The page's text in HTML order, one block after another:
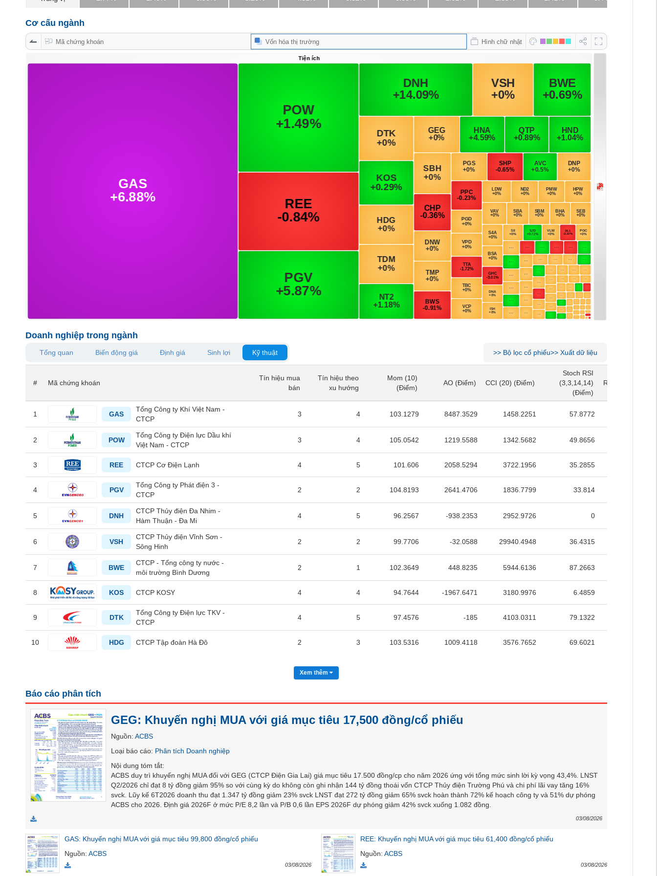
Cơ cấu ngành
Mã chứng khoán Vốn hóa thị trường Hình chữ nhật
Doanh nghiệp trong ngành
Tổng quan Biến động giá Định giá Sinh lợi Kỹ thuật >> Bộ lọc cổ phiếu>> Xuất dữ liệu
Tín hiệu mua
bán
Tín hiệu theo
xu hướng
Mom (10)
(Điểm)
AO (Điểm) CCI (20) (Điểm)
Stoch RSI
(3,3,14,14)
(Điểm)
RSI (14)
# Mã chứng khoán
Tín hiệu mua
bán
Tín hiệu theo
xu hướng
Mom (10)
(Điểm)
AO (Điểm) CCI (20) (Điểm)
Stoch RSI
(3,3,14,14)
(Điểm)
RSI (14)
1 GAS
Tổng Công ty Khí Việt Nam -
CTCP
3 4 103.1279 8487.3529 1458.2251 57.8772
2 POW
Tổng Công ty Điện lực Dầu khí
Việt Nam - CTCP
3 4 105.0542 1219.5588 1342.5682 49.8656
3 REE CTCP Cơ Điện Lạnh 4 5 101.606 2058.5294 3722.1956 35.2855
4 PGV
Tổng Công ty Phát điện 3 -
CTCP
2 2 104.8193 2641.4706 1836.7799 33.814
5 DNH
CTCP Thủy điện Đa Nhim -
Hàm Thuận - Đa Mi
4 5 96.2567 -938.2353 2952.9726 0
6 VSH
CTCP Thủy điện Vĩnh Sơn -
Sông Hinh
2 2 99.7706 -32.0588 29940.4948 36.4315
7 BWE
CTCP - Tổng công ty nước -
môi trường Bình Dương
2 1 102.3649 448.8235 5944.6136 87.2663
8 KOS CTCP KOSY 4 4 94.7644 -1967.6471 3180.9976 6.4859
9 DTK
Tổng Công ty Điện lực TKV -
CTCP
4 5 97.4576 -185 4103.0311 79.1322
10 HDG CTCP Tập đoàn Hà Đô 2 3 103.5316 1009.4118 3576.7652 69.6021
Xem thêm
Báo cáo phân tích
GEG: Khuyến nghị MUA với giá mục tiêu 17,500 đồng/cổ phiếu
Nguồn:ACBS
Loại báo cáo: Phân tích Doanh nghiệp
Nội dung tóm tắt:
ACBS duy trì khuyến nghị MUA đối với GEG (CTCP Điện Gia Lai) giá mục tiêu 17.500 đồng/cp cho năm 2026 ứng với tổng mức sinh lời kỳ vọng 43,4%. LNST
Q2/2026 chỉ đạt 8 tỷ đồng giảm 95% so với cùng kỳ do không còn ghi nhận 144 tỷ đồng thoái vốn CTCP Thủy điện Trường Phú và chi phí lãi vay tăng 16%
svck. Lũy kế 6T2026 doanh thu đạt 1.347 tỷ đồng giảm 23% svck LNST đạt 272 tỷ đồng giảm 65% svck hoàn thành 72% kế hoạch công ty và 51% dự phóng
ACBS cho 2026. Định giá 2026F ở mức P/E 8,2 lần và P/B 0,6 lần EPS 2026F dự phóng giảm 42% svck xuống 1.082 đồng.
03/08/2026
GAS: Khuyến nghị MUA với giá mục tiêu 99,800 đồng/cổ phiếu
Nguồn:ACBS
03/08/2026
REE: Khuyến nghị MUA với giá mục tiêu 61,400 đồng/cổ phiếu
Nguồn: ACBS
03/08/2026
PHIẾU
CÔNG
ĐẦU
NGUYÊN
VẬT
DÙNG
KHÔNG
THIẾT
THIẾT
YẾU
CHÍNH
CÔNG
NGHỆ
THÔNG
DỊCH